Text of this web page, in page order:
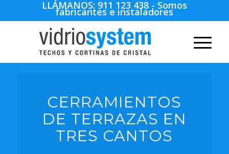
LLÁMANOS: 911 123 438 - Somos
fabricantes e instaladores
CERRAMIENTOS
DE TERRAZAS EN
TRES CANTOS